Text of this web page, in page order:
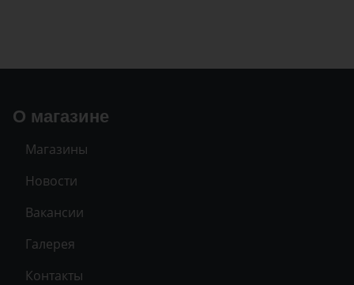
О магазине
Магазины
Новости
Вакансии
Галерея
Контакты